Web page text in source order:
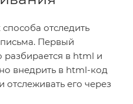
отследить
Первый
разбирается в html и
внедрить в html-код
его через